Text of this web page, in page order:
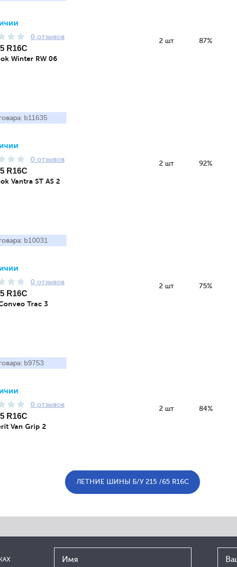
0 отзывов
R16C
Winter RW 06
2 шт 87%
b11635
0 отзывов
R16C
Vantra ST AS 2
2 шт 92%
b10031
0 отзывов
R16C
Trac 3
2 шт 75%
b9753
0 отзывов
R16C
Van Grip 2
2 шт 84%
ЛЕТНИЕ ШИНЫ Б/У 215 /65 R16C